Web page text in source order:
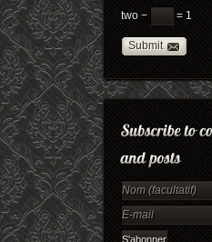
two − = 1
Submit